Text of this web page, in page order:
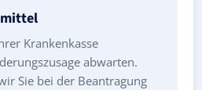
Krankenkasse
abwarten.
Sie bei der Beantragung